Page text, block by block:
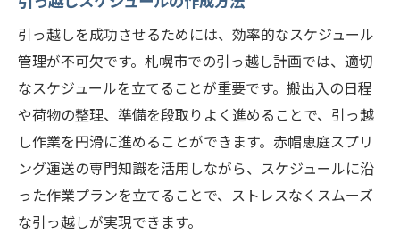
引っ越しを成功させるためには、効率的なスケジュール
管理が不可欠です。札幌市での引っ越し計画では、適切
なスケジュールを立てることが重要です。搬出入の日程
や荷物の整理、準備を段取りよく進めることで、引っ越
し作業を円滑に進めることができます。赤帽恵庭スプリ
ング運送の専門知識を活用しながら、スケジュールに沿
った作業プランを立てることで、ストレスなくスムーズ
な引っ越しが実現できます。